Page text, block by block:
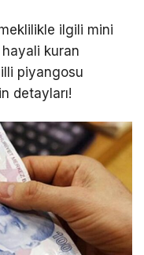
ilgili mini
kuran
piyangosu
detayları!